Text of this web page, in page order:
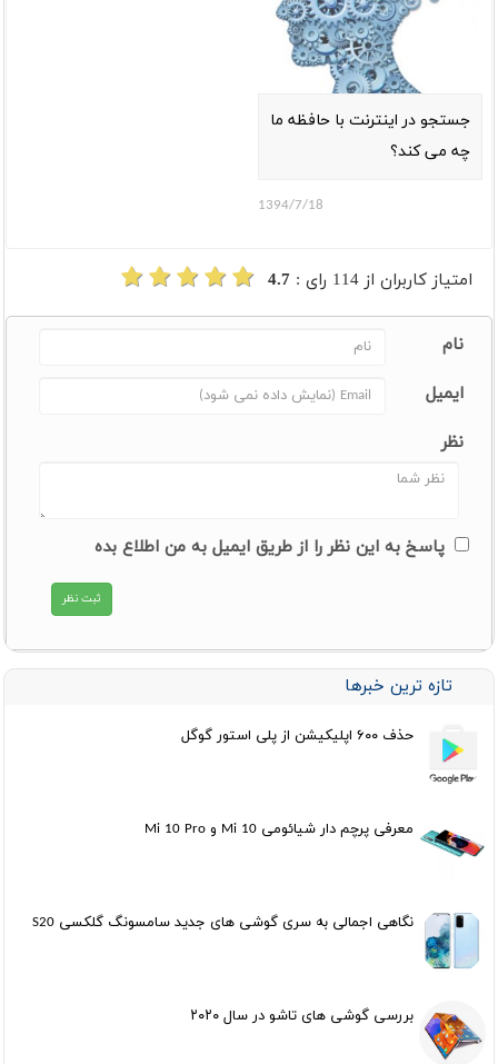
جستجو در اینترنت با حافظه ما
چه می کند؟
1394/7/18
امتیاز کاربران از 114 رای : 4.7
نام
ایمیل
نظر
پاسخ به این نظر را از طریق ایمیل به من اطلاع بده
تازه ترین خبرها
حذف ۶۰۰ اپلیکیشن از پلی استور گوگل
معرفی پرچم دار شیائومی Mi 10 و Mi 10 Pro
نگاهی اجمالی به سری گوشی های جدید سامسونگ گلکسی S20
بررسی گوشی های تاشو در سال ۲۰۲۰